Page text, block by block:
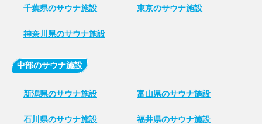
千葉県のサウナ施設 東京のサウナ施設
神奈川県のサウナ施設
中部のサウナ施設
新潟県のサウナ施設 富山県のサウナ施設
石川県のサウナ施設 福井県のサウナ施設